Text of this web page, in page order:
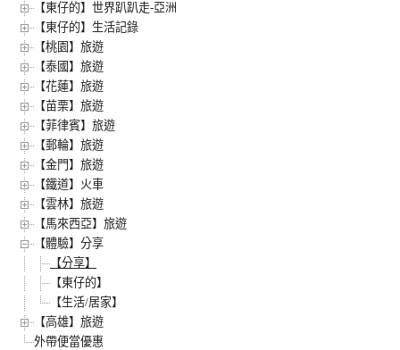
【東仔的】世界趴趴走-亞洲
【東仔的】生活記錄
【桃園】旅遊
【泰國】旅遊
【花蓮】旅遊
【苗栗】旅遊
【菲律賓】旅遊
【郵輪】旅遊
【金門】旅遊
【鐵道】火車
【雲林】旅遊
【馬來西亞】旅遊
【體驗】分享
【分享】
【東仔的】
【生活/居家】
【高雄】旅遊
外帶便當優惠